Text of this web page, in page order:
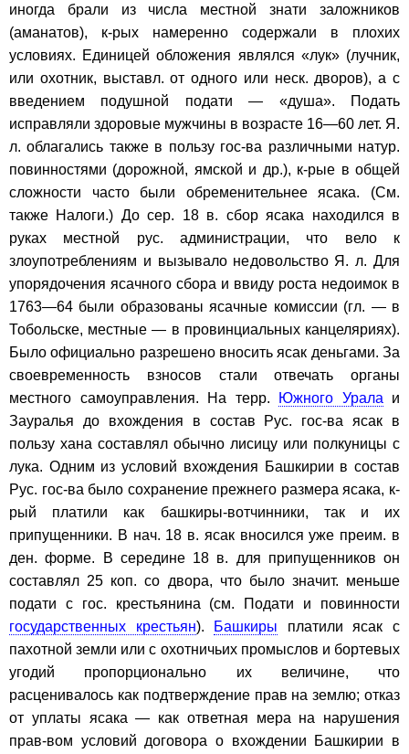
иногда брали из числа местной знати заложников
(аманатов), к-рых намеренно содержали в плохих
условиях. Единицей обложения являлся «лук» (лучник,
или охотник, выставл. от одного или неск. дворов), а с
введением подушной подати — «душа». Подать
исправляли здоровые мужчины в возрасте 16—60 лет. Я.
л. облагались также в пользу гос-ва различными натур.
повинностями (дорожной, ямской и др.), к-рые в общей
сложности часто были обременительнее ясака. (См.
также Налоги.) До сер. 18 в. сбор ясака находился в
руках местной рус. администрации, что вело к
злоупотреблениям и вызывало недовольство Я. л. Для
упорядочения ясачного сбора и ввиду роста недоимок в
1763—64 были образованы ясачные комиссии (гл. — в
Тобольске, местные — в провинциальных канцеляриях).
Было официально разрешено вносить ясак деньгами. За
своевременность взносов стали отвечать органы
местного самоуправления. На терр.
Южного Урала и
Зауралья до вхождения в состав Рус. гос-ва ясак в
пользу хана составлял обычно лисицу или полкуницы с
лука. Одним из условий вхождения Башкирии в состав
Рус. гос-ва было сохранение прежнего размера ясака, к-
рый платили как башкиры-вотчинники, так и их
припущенники. В нач. 18 в. ясак вносился уже преим. в
ден. форме. В середине 18 в. для припущенников он
составлял 25 коп. со двора, что было значит. меньше
подати с гос. крестьянина (см. Подати и повинности
государственных крестьян). Башкиры платили ясак с
пахотной земли или с охотничьих промыслов и бортевых
угодий пропорционально их величине, что
расценивалось как подтверждение прав на землю; отказ
от уплаты ясака — как ответная мера на нарушения
прав-вом условий договора о вхождении Башкирии в